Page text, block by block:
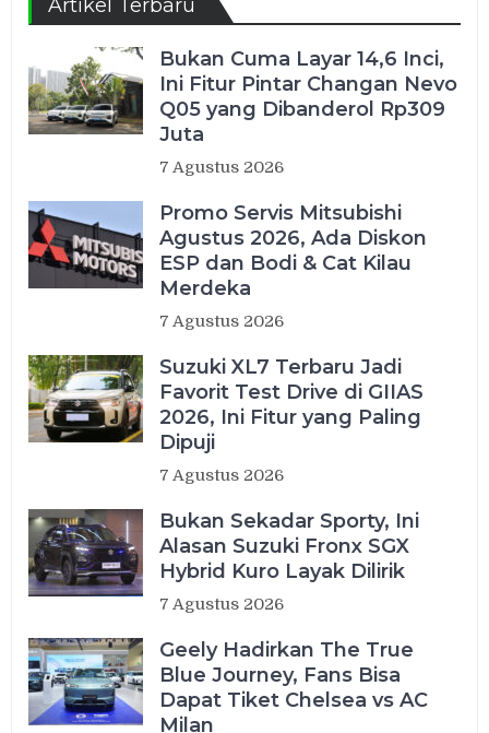
Artikel Terbaru
Bukan Cuma Layar 14,6 Inci,
Ini Fitur Pintar Changan Nevo
Q05 yang Dibanderol Rp309
Juta
7 Agustus 2026
Promo Servis Mitsubishi
Agustus 2026, Ada Diskon
ESP dan Bodi & Cat Kilau
Merdeka
7 Agustus 2026
Suzuki XL7 Terbaru Jadi
Favorit Test Drive di GIIAS
2026, Ini Fitur yang Paling
Dipuji
7 Agustus 2026
Bukan Sekadar Sporty, Ini
Alasan Suzuki Fronx SGX
Hybrid Kuro Layak Dilirik
7 Agustus 2026
Geely Hadirkan The True
Blue Journey, Fans Bisa
Dapat Tiket Chelsea vs AC
Milan